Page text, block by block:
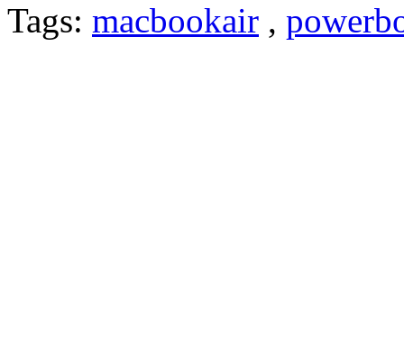
Tags: macbookair ,